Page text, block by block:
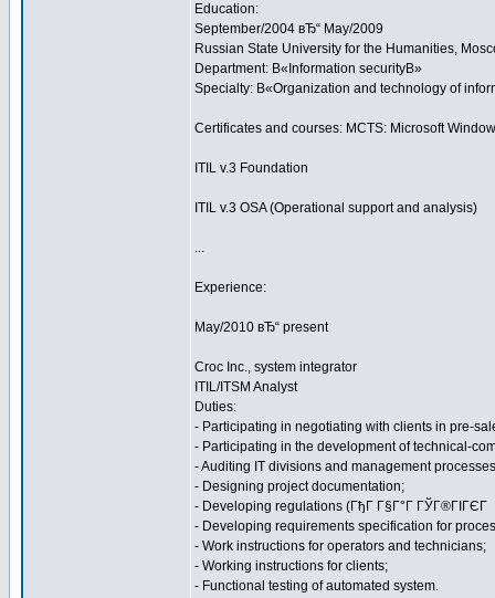
Education:
September/2004 вЂ“ May/2009
Russian State University for the Humanities,
Department: В«Information securityВ»
Specialty: В«Organization and technology of
Certificates and courses: MCTS: Microsoft
ITIL v.3 Foundation
ITIL v.3 OSA (Operational support and analysis)
...
Experience:
May/2010 вЂ“ present
Croc Inc., system integrator
ITIL/ITSM Analyst
Duties:
- Participating in negotiating with clients in pre-
- Participating in the development of technical-
- Auditing IT divisions and management
- Designing project documentation;
- Developing regulations (ГђГ Г§Г°Г ГЎГ®ГІГЄГ
- Developing requirements specification for
- Work instructions for operators and technicians;
- Working instructions for clients;
- Functional testing of automated system.